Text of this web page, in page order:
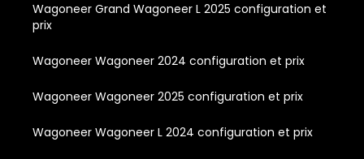
Wagoneer Grand Wagoneer L 2025 configuration et
prix
Wagoneer Wagoneer 2024 configuration et prix
Wagoneer Wagoneer 2025 configuration et prix
Wagoneer Wagoneer L 2024 configuration et prix